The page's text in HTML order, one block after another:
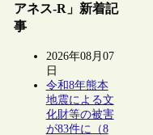
アネス-R」新着記
事
2026年08月07
日
令和8年熊本
地震による文
化財等の被害
が83件に（8